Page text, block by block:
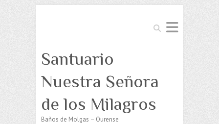
Buscar
Santuario
Nuestra Señora
de los Milagros
Baños de Molgas – Ourense